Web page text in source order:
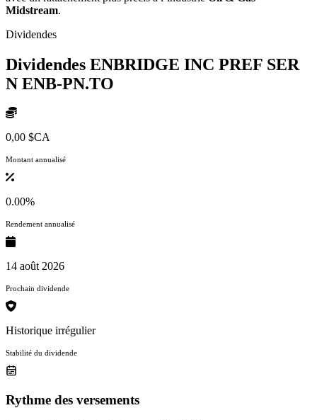
Midstream.
Dividendes
Dividendes ENBRIDGE INC PREF SER
N ENB-PN.TO
0,00 $CA
Montant annualisé
0.00%
Rendement annualisé
14 août 2026
Prochain dividende
Historique irrégulier
Stabilité du dividende
Rythme des versements